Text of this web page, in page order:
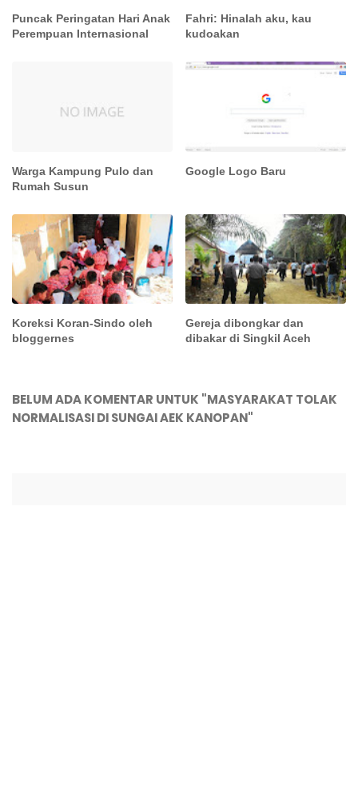
Puncak Peringatan Hari Anak
Perempuan Internasional
Fahri: Hinalah aku, kau
kudoakan
Warga Kampung Pulo dan
Rumah Susun
Google Logo Baru
Koreksi Koran-Sindo oleh
bloggernes
Gereja dibongkar dan
dibakar di Singkil Aceh
BELUM ADA KOMENTAR UNTUK "MASYARAKAT TOLAK
NORMALISASI DI SUNGAI AEK KANOPAN"